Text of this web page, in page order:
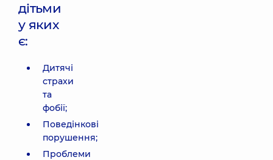
дітьми
у яких
є:
Дитячі
страхи
та
фобії;
Поведінкові
порушення;
Проблеми